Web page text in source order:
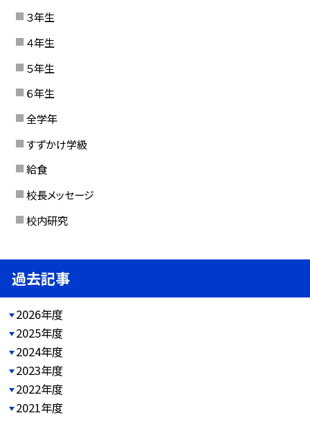
３年生
４年生
５年生
６年生
全学年
すずかけ学級
給食
校長メッセージ
校内研究
過去記事
2026年度
2025年度
2024年度
2023年度
2022年度
2021年度